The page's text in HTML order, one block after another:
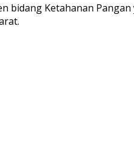
bidang Ketahanan